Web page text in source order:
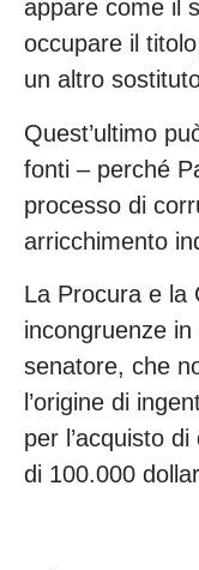
appare come il
occupare il
un altro
Quest’ultimo
fonti – perché
processo di
arricchimento
La Procura e la
incongruenze
senatore, che
l’origine di
per l’acquisto
di 100.000